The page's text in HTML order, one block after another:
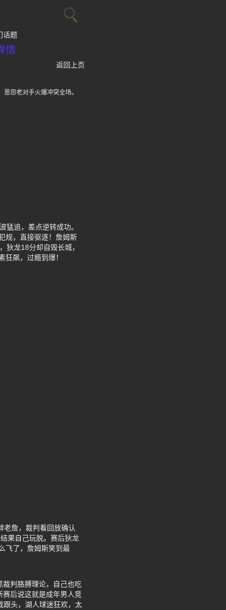
话题
情
返回上页
怨老对手火爆冲突全场。
猛追，差点逆转成功。
规，直接驱逐！詹姆斯
狄龙18分却自毁长城，
飙，过瘾到爆！
老詹，裁判看回放确认
果自己玩脱。赛后狄龙
飞了，詹姆斯笑到最
裁判胳膊理论，自己也吃
后说这就是成年男人竞
跟头，湖人球迷狂欢，太